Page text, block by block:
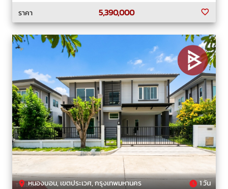
ราคา
5,390,000
หนองบอน, เขตประเวศ, กรุงเทพมหานคร 1 วัน